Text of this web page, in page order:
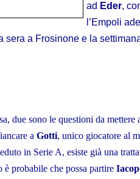
ad Eder,
l’Empoli
sera a Frosinone e la
due sono le questioni da mettere
a Gotti, unico giocatore al
in Serie A, esiste già una
è probabile che possa partire